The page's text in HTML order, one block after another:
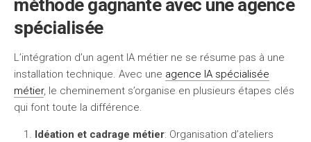
méthode gagnante avec une agence
spécialisée
L’intégration d’un agent IA métier ne se résume pas à une
installation technique. Avec une agence IA spécialisée
métier, le cheminement s’organise en plusieurs étapes clés
qui font toute la différence.
Idéation et cadrage métier: Organisation d’ateliers